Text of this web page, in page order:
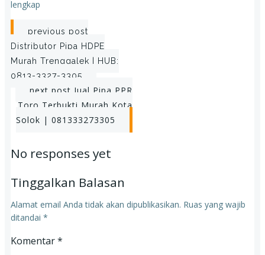
lengkap
Post
navigation
previous post
Distributor Pipa HDPE
Murah Trenggalek | HUB:
0813-3327-3305
Post
navigation
next post Jual Pipa PPR
Toro Terbukti Murah Kota
Solok | 081333273305
No responses yet
Tinggalkan Balasan
Alamat email Anda tidak akan dipublikasikan. Ruas yang wajib
ditandai *
Komentar*